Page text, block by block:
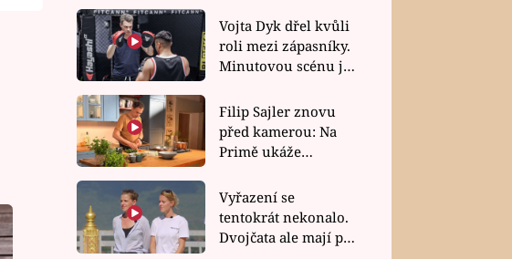
Vojta Dyk dřel kvůli
roli mezi zápasníky.
Minutovou scénu jel
Filip Sajler znovu
před kamerou: Na
Primě ukáže
rychlé recepty
Vyřazení se
tentokrát nekonalo.
Dvojčata ale mají po